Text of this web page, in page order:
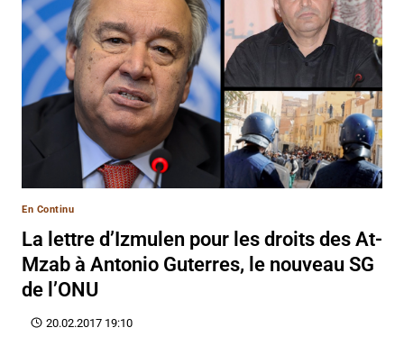
En Continu
La lettre d’Izmulen pour les droits des At-
Mzab à Antonio Guterres, le nouveau SG
de l’ONU
20.02.2017 19:10